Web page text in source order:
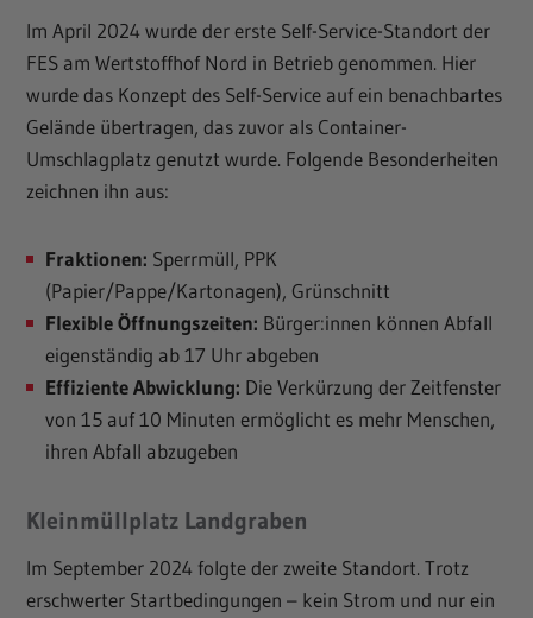
Im April 2024 wurde der erste Self-Service-Standort der
FES am Wertstoffhof Nord in Betrieb genommen. Hier
wurde das Konzept des Self-Service auf ein benachbartes
Gelände übertragen, das zuvor als Container-
Umschlagplatz genutzt wurde. Folgende Besonderheiten
zeichnen ihn aus:
Fraktionen: Sperrmüll, PPK
(Papier/Pappe/Kartonagen), Grünschnitt
Flexible Öffnungszeiten: Bürger:innen können Abfall
eigenständig ab 17 Uhr abgeben
Effiziente Abwicklung: Die Verkürzung der Zeitfenster
von 15 auf 10 Minuten ermöglicht es mehr Menschen,
ihren Abfall abzugeben
Kleinmüllplatz Landgraben
Im September 2024 folgte der zweite Standort. Trotz
erschwerter Startbedingungen – kein Strom und nur ein